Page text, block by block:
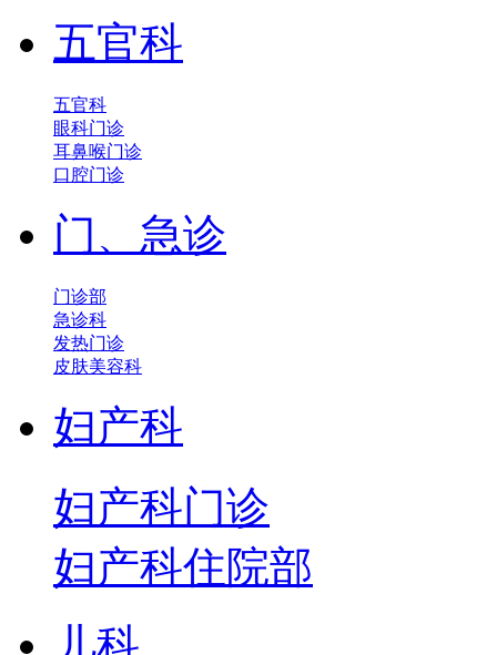
五官科
五官科
眼科门诊
耳鼻喉门诊
口腔门诊
门、急诊
门诊部
急诊科
发热门诊
皮肤美容科
妇产科
妇产科门诊
妇产科住院部
儿科